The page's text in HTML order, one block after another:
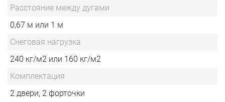
Расстояние между дугами
0,67 м или 1 м
Снеговая нагрузка
240 кг/м2 или 160 кг/м2
Комплектация
2 двери, 2 форточки